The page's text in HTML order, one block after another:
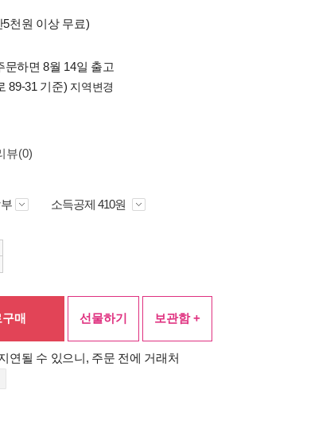
5천원 이상 무료)
문하면 8월 14일 출고
89-31 기준) 지역변경
뷰(0)
소득공제 410원
매 선물하기 보관함 +
연될 수 있으니, 주문 전에 거래처